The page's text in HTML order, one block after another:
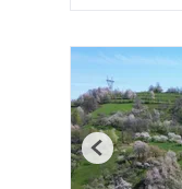
Previous